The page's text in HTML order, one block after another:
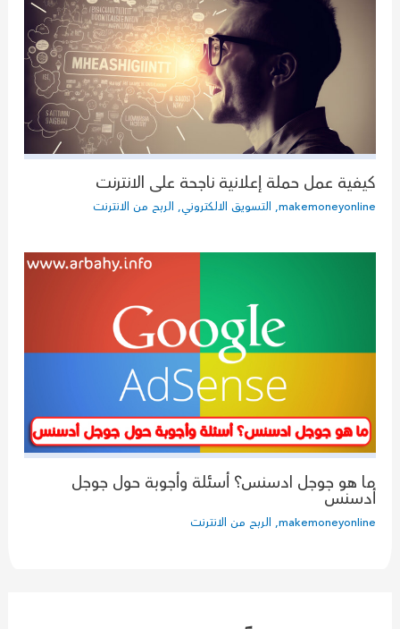
كيفية عمل حملة إعلانية ناجحة على الانترنت
makemoneyonline
, التسويق الالكتروني, الربح من الانترنت
ما هو جوجل ادسنس؟ أسئلة وأجوبة حول جوجل
أدسنس
makemoneyonline
, الربح من الانترنت